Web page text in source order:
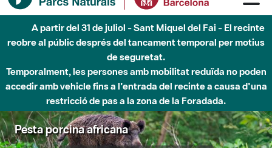
A partir del 31 de juliol - Sant Miquel del Fai - El recinte
reobre al públic després del tancament temporal per motius
de seguretat.
Temporalment, les persones amb mobilitat reduïda no poden
accedir amb vehicle fins a l'entrada del recinte a causa d'una
restricció de pas a la zona de la Foradada.
Pesta porcina africana